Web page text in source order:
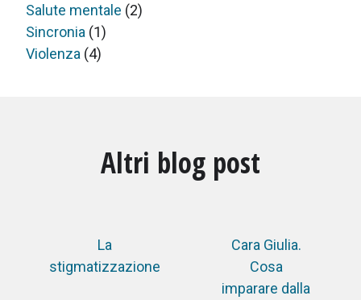
Salute mentale (2)
Sincronia (1)
Violenza (4)
Altri blog post
La
stigmatizzazione
Cara Giulia.
Cosa
imparare dalla